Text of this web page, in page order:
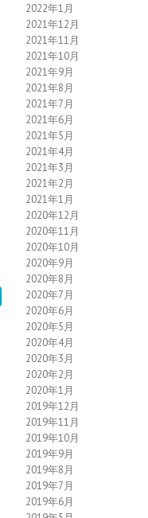
2022年1月
2021年12月
2021年11月
2021年10月
2021年9月
2021年8月
2021年7月
2021年6月
2021年5月
2021年4月
2021年3月
2021年2月
2021年1月
2020年12月
2020年11月
2020年10月
2020年9月
2020年8月
2020年7月
2020年6月
2020年5月
2020年4月
2020年3月
2020年2月
2020年1月
2019年12月
2019年11月
2019年10月
2019年9月
2019年8月
2019年7月
2019年6月